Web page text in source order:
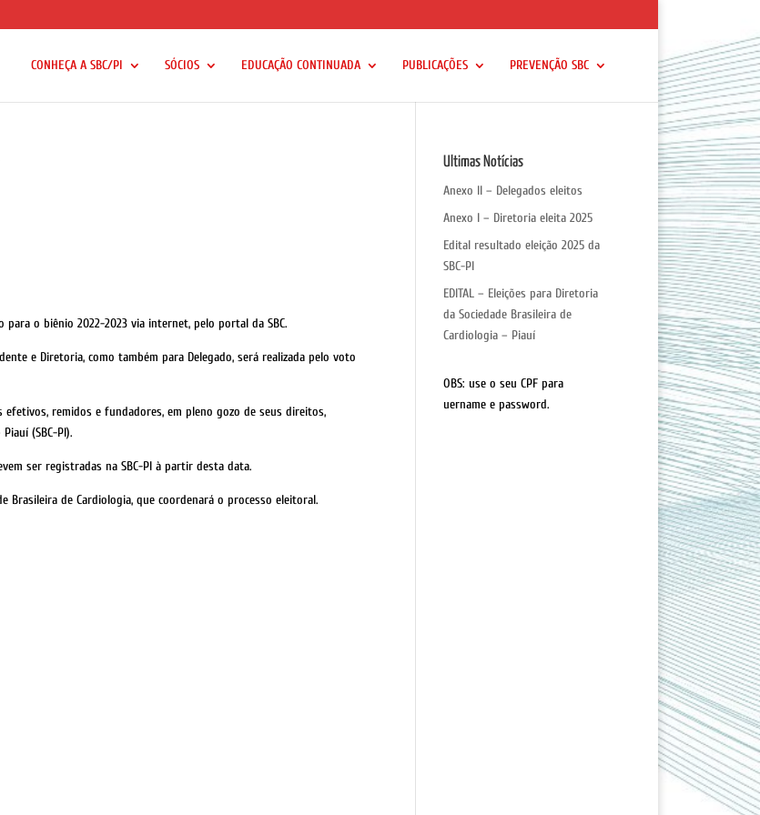
CONHEÇA A SBC/PI SÓCIOS EDUCAÇÃO CONTINUADA PUBLICAÇÕES PREVENÇÃO SBC
para o biênio 2022-2023 via internet, pelo portal da SBC.
e Diretoria, como também para Delegado, será realizada pelo voto
remidos e fundadores, em pleno gozo de seus direitos,
(SBC-PI).
ser registradas na SBC-PI à partir desta data.
Brasileira de Cardiologia, que coordenará o processo eleitoral.
Ultimas Notícias
Anexo II – Delegados eleitos
Anexo I – Diretoria eleita 2025
Edital resultado eleição 2025 da
SBC-PI
EDITAL – Eleições para Diretoria
da Sociedade Brasileira de
Cardiologia – Piauí
OBS: use o seu CPF para
uername e password.